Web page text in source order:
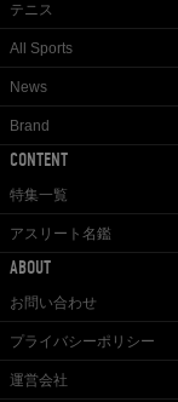
テニス
All Sports
News
Brand
CONTENT
特集一覧
アスリート名鑑
ABOUT
お問い合わせ
プライバシーポリシー
運営会社